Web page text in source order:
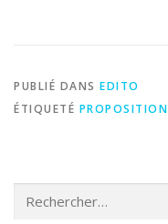
PUBLIÉ DANS EDITO
ÉTIQUETÉ PROPOSITION